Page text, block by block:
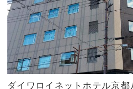
ダイワロイネットホテル京都